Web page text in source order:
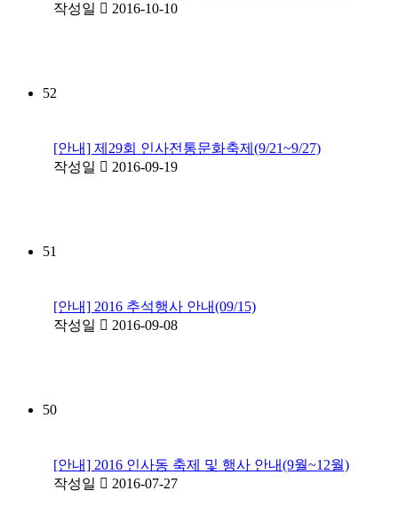
작성일
2016-10-10
52
[안내] 제29회 인사전통문화축제(9/21~9/27)
작성일
2016-09-19
51
[안내] 2016 추석행사 안내(09/15)
작성일
2016-09-08
50
[안내] 2016 인사동 축제 및 행사 안내(9월~12월)
작성일
2016-07-27